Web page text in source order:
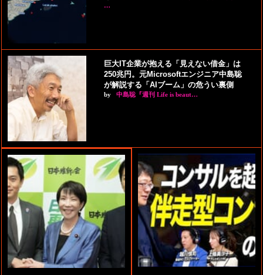
…
巨大IT企業が抱える「見えない借金」は
250兆円。元Microsoftエンジニア中島聡
が解説する「AIブーム」の危うい裏側
by 中島聡『週刊 Life is beaut…